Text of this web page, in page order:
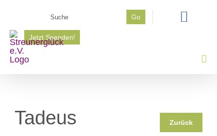
springen
Go
Jetzt Spenden!
Tadeus Zurück